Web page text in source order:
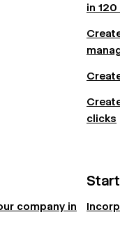
in
clicks
company in